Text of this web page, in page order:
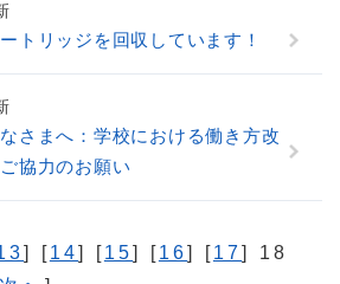
トリッジを回収しています！
さまへ：学校における働き方改
協力のお願い
] [14] [15] [16] [17] 18